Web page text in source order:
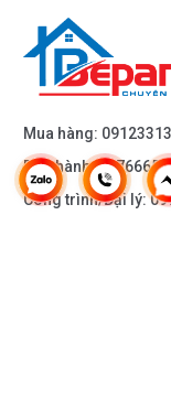
Mua hàng:
Bảo hành:
Công trình/Đại lý: